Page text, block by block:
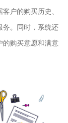
户的购买历史、
务。同时，系统还
的购买意愿和满意